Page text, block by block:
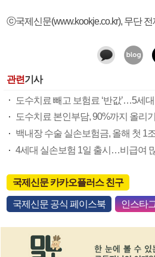
ⓒ국제신문(www.kookje.co.kr), 무단
관련기사
도수치료 빼고 보험료 ‘반값’…5세대
도수치료 본인부담, 90%까지 올리
백내장 수술 실손보험금, 올해 첫 1
4세대 실손보험 1일 출시…비급여
국제신문 카카오플러스 친구
국제신문 공식 페이스북 인스타